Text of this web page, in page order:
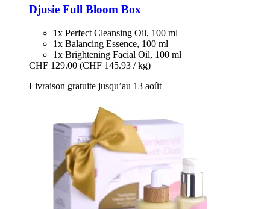
Djusie Full Bloom Box
1x Perfect Cleansing Oil, 100 ml
1x Balancing Essence, 100 ml
1x Brightening Facial Oil, 100 ml
CHF 129.00 (CHF 145.93 / kg)
Livraison gratuite jusqu’au 13 août